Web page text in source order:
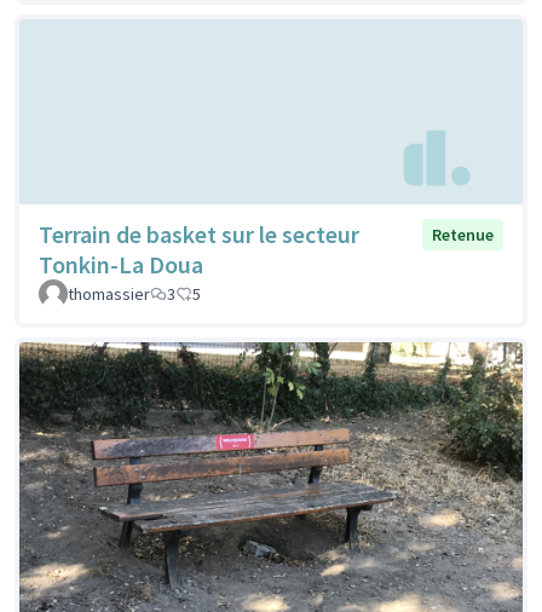
Terrain de basket sur le secteur
Tonkin-La Doua
Retenue
thomassier 3 5